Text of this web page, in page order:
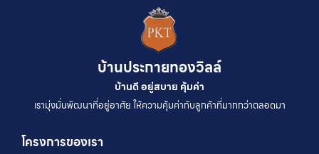
บ้านประกายทองวิลล์
บ้านดี อยู่สบาย คุ้มค่า
เรามุ่งมั่นพัฒนาที่อยู่อาศัย ให้ความคุ้มค่ากับลูกค้าที่มากกว่าตลอดมา
โครงการของเรา